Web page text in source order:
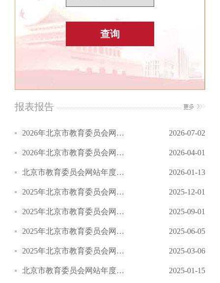
查询
报表报告
2026-07-02
2026年北京市教育委员会网站信息内容建设第二季度自查情况报告
2026-04-01
2026年北京市教育委员会网站信息内容建设第一季度自查情况报告
2026-01-13
北京市教育委员会网站年度工作报表 (2025年度）
2025-12-01
2025年北京市教育委员会网站信息内容建设第四季度自查情况报告
2025-09-01
2025年北京市教育委员会网站信息内容建设第三季度自查情况报告
2025-06-05
2025年北京市教育委员会网站信息内容建设第二季度自查情况报告
2025-03-06
2025年北京市教育委员会网站信息内容建设第一季度自查情况报告
2025-01-15
北京市教育委员会网站年度工作报表 (2024年度）